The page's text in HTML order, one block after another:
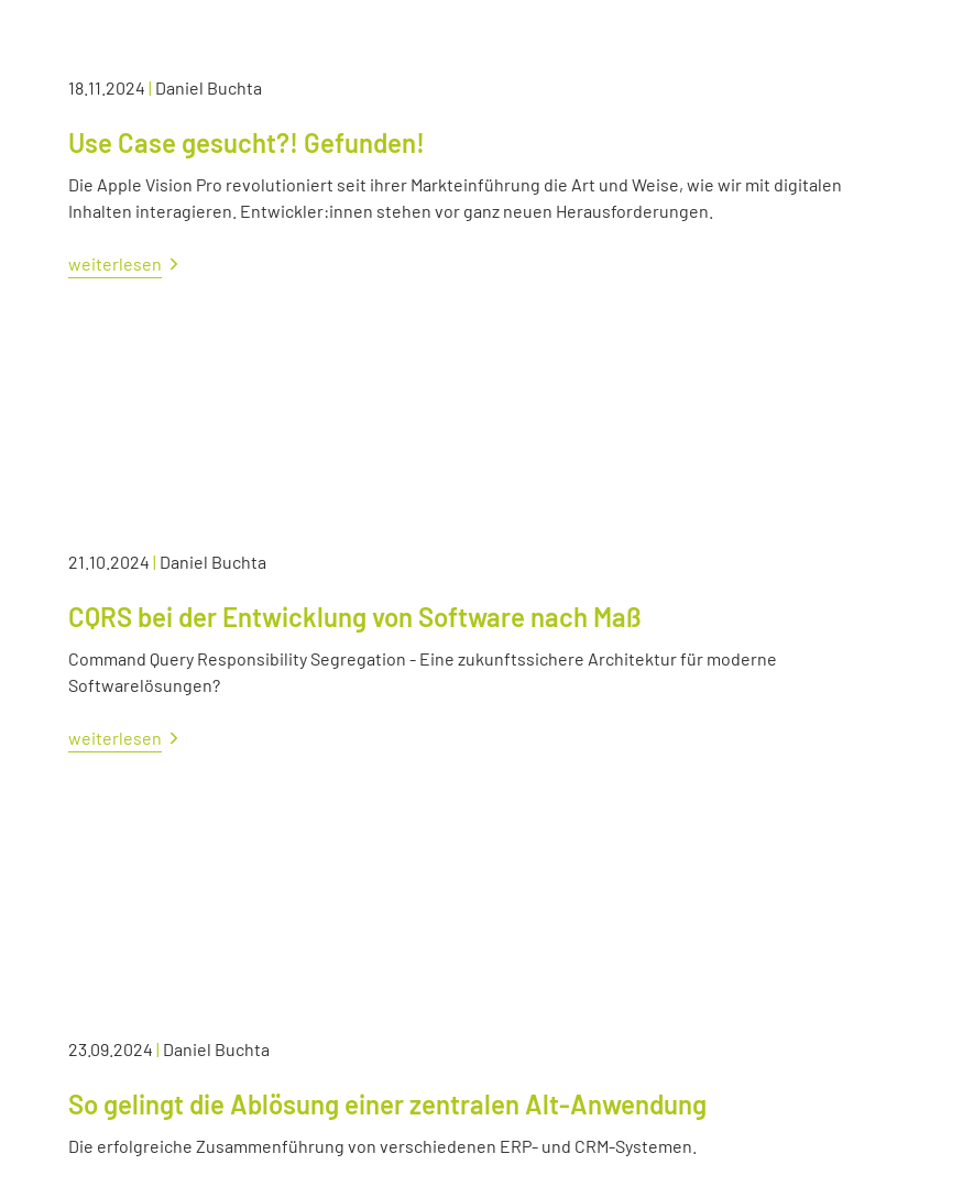
18.11.2024 | Daniel Buchta
Use Case gesucht?! Gefunden!
Die Apple Vision Pro revolutioniert seit ihrer Markteinführung die Art und Weise, wie wir mit digitalen
Inhalten interagieren. Entwickler:innen stehen vor ganz neuen Herausforderungen.
weiterlesen
21.10.2024 | Daniel Buchta
CQRS bei der Entwicklung von Software nach Maß
Command Query Responsibility Segregation - Eine zukunftssichere Architektur für moderne
Softwarelösungen?
weiterlesen
23.09.2024 | Daniel Buchta
So gelingt die Ablösung einer zentralen Alt-Anwendung
Die erfolgreiche Zusammenführung von verschiedenen ERP- und CRM-Systemen.